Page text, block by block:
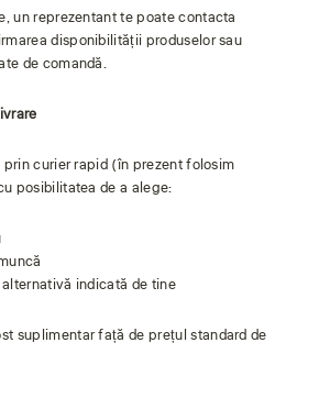
un reprezentant te poate contacta
disponibilității produselor sau
de comandă.
prin curier rapid (în prezent folosim
posibilitatea de a alege:
indicată de tine
suplimentar față de prețul standard de